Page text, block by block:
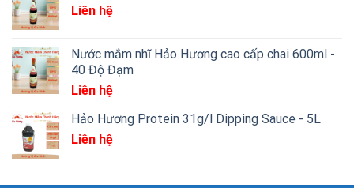
Liên hệ
Nước mắm nhĩ Hảo Hương cao cấp chai 600ml -
40 Độ Đạm
Liên hệ
Hảo Hương Protein 31g/l Dipping Sauce - 5L
Liên hệ